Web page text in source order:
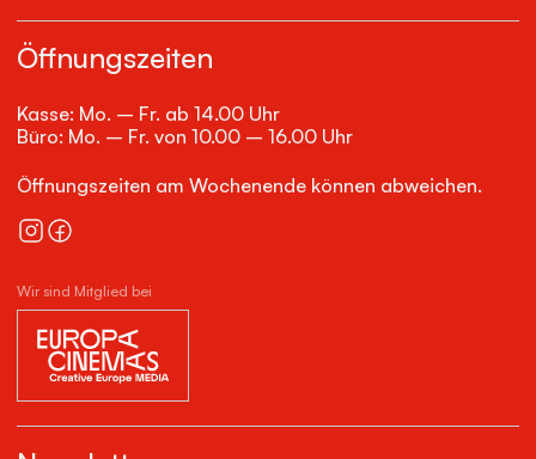
Öffnungszeiten
Kasse: Mo. – Fr. ab 14.00 Uhr
Büro: Mo. – Fr. von 10.00 – 16.00 Uhr
Öffnungszeiten am Wochenende können abweichen.
Wir sind Mitglied bei